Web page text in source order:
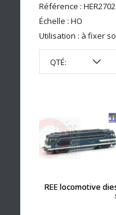
Référence : HER2702
Échelle : HO
Utilisation : à fixer
QTÉ:
REE locomotive